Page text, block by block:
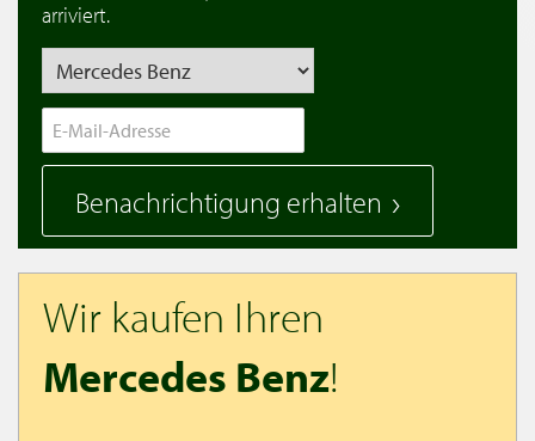
arriviert.
Benachrichtigung erhalten
Wir kaufen Ihren
Mercedes Benz!